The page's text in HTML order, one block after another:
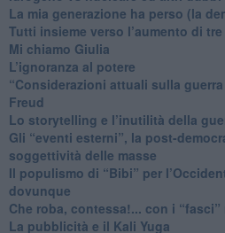
​La mia generazione ha perso (la
​Tutti insieme verso l’aumento di
Mi chiamo Giulia
L’ignoranza al potere
​“Considerazioni attuali sulla
Freud
​Lo storytelling e l’inutilità della
​Gli “eventi esterni”, la post-
soggettività delle masse
​Il populismo di “Bibi” per
dovunque
​Che roba, contessa!... con i
La pubblicità e il Kali Yuga